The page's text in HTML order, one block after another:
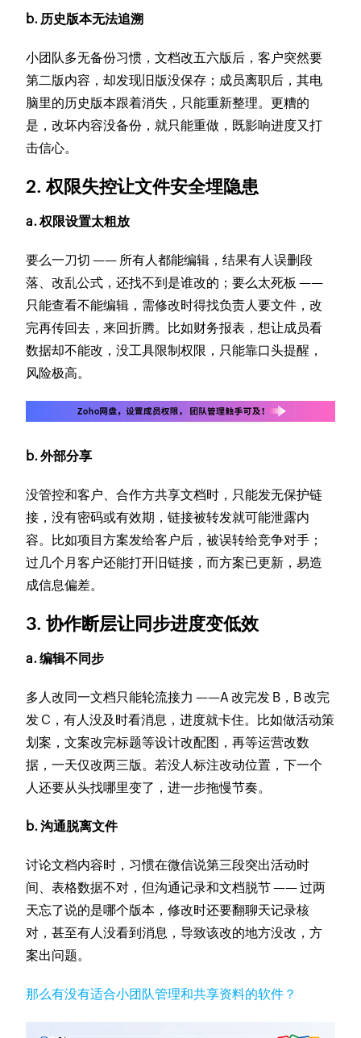
b. 历史版本无法追溯
小团队多无备份习惯，文档改五六版后，客户突然要
第二版内容，却发现旧版没保存；成员离职后，其电
脑里的历史版本跟着消失，只能重新整理。更糟的
是，改坏内容没备份，就只能重做，既影响进度又打
击信心。
2. 权限失控让文件安全埋隐患
a. 权限设置太粗放
要么一刀切 —— 所有人都能编辑，结果有人误删段
落、改乱公式，还找不到是谁改的；要么太死板 ——
只能查看不能编辑，需修改时得找负责人要文件，改
完再传回去，来回折腾。比如财务报表，想让成员看
数据却不能改，没工具限制权限，只能靠口头提醒，
风险极高。
b. 外部分享
没管控和客户、合作方共享文档时，只能发无保护链
接，没有密码或有效期，链接被转发就可能泄露内
容。比如项目方案发给客户后，被误转给竞争对手；
过几个月客户还能打开旧链接，而方案已更新，易造
成信息偏差。
3. 协作断层让同步进度变低效
a. 编辑不同步
多人改同一文档只能轮流接力 ——A 改完发 B，B 改完
发 C，有人没及时看消息，进度就卡住。比如做活动策
划案，文案改完标题等设计改配图，再等运营改数
据，一天仅改两三版。若没人标注改动位置，下一个
人还要从头找哪里变了，进一步拖慢节奏。
b. 沟通脱离文件
讨论文档内容时，习惯在微信说第三段突出活动时
间、表格数据不对，但沟通记录和文档脱节 —— 过两
天忘了说的是哪个版本，修改时还要翻聊天记录核
对，甚至有人没看到消息，导致该改的地方没改，方
案出问题。
那么有没有适合小团队管理和共享资料的软件？